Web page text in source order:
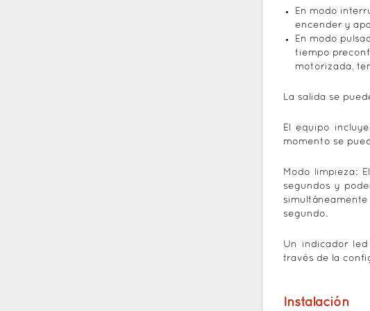
En modo
encender y
En modo
tiempo
motorizada,
La salida se
El equipo
momento se
Modo limpieza:
segundos y
segundo.
Un indicador
través de la
Instalación